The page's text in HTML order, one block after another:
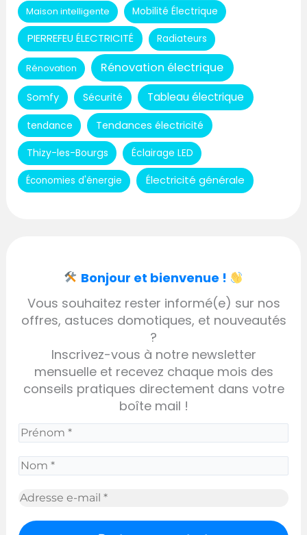
Maison intelligente Mobilité Électrique
PIERREFEU ÉLECTRICITÉ Radiateurs
Rénovation Rénovation électrique
Somfy Sécurité Tableau électrique
tendance Tendances électricité
Thizy-les-Bourgs Éclairage LED
Économies d'énergie Électricité générale
Bonjour et bienvenue !
Vous souhaitez rester informé(e) sur nos
offres, astuces domotiques, et nouveautés
?
Inscrivez-vous à notre newsletter
mensuelle et recevez chaque mois des
conseils pratiques directement dans votre
boîte mail !